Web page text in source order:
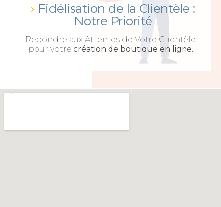
Fidélisation de la Clientèle :
Notre Priorité
Répondre aux Attentes de Votre Clientèle
pour votre création de boutique en ligne